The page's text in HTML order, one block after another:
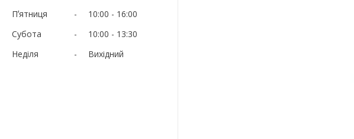
Пʼятниця
10:00
16:00
Субота
10:00
13:30
Неділя
Вихідний